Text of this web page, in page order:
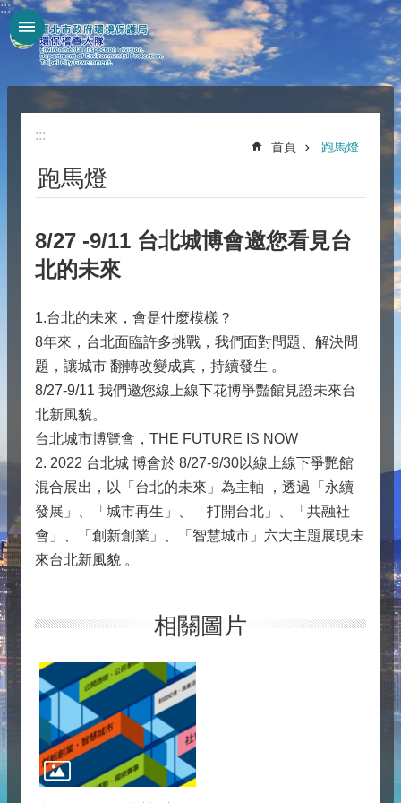
跳到主要內容區塊
:::
:::
首頁 跑馬燈
跑馬燈
8/27 -9/11 台北城博會邀您看見台
北的未來
1.台北的未來，會是什麼模樣？
8年來，台北面臨許多挑戰，我們面對問題、解決問
題，讓城市 翻轉改變成真，持續發生 。
8/27-9/11 我們邀您線上線下花博爭豔館見證未來台
北新風貌。
台北城市博覽會，THE FUTURE IS NOW
2. 2022 台北城 博會於 8/27-9/30以線上線下爭艷館
混合展出，以「台北的未來」為主軸 ，透過「永續
發展」、「城市再生」、「打開台北」、「共融社
會」、「創新創業」、「智慧城市」六大主題展現未
來台北新風貌 。
相關圖片